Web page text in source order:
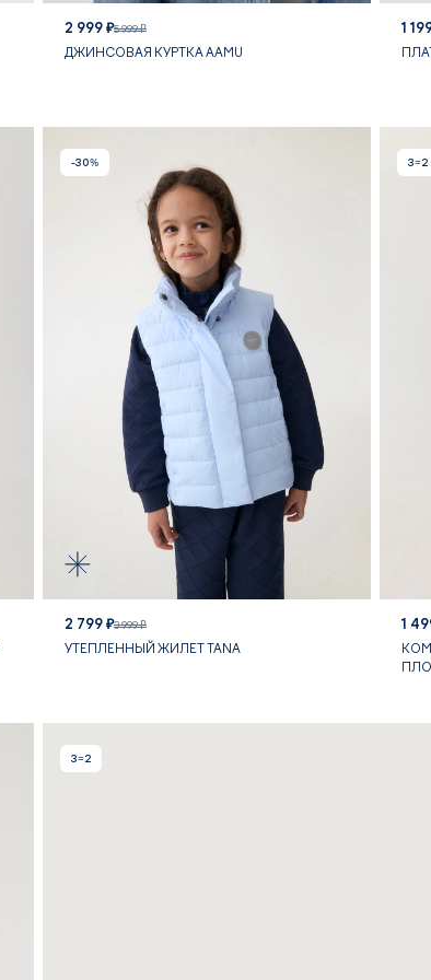
2 999 ₽5 999 ₽
ДЖИНСОВАЯ КУРТКА AAMU
1
-30%
2 799 ₽3 999 ₽
УТЕПЛЕННЫЙ ЖИЛЕТ TANA
3=2
1
3=2